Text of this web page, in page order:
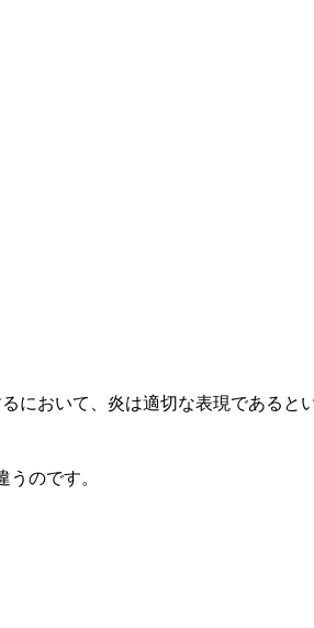
おいて、炎は適切な表現であると
のです。